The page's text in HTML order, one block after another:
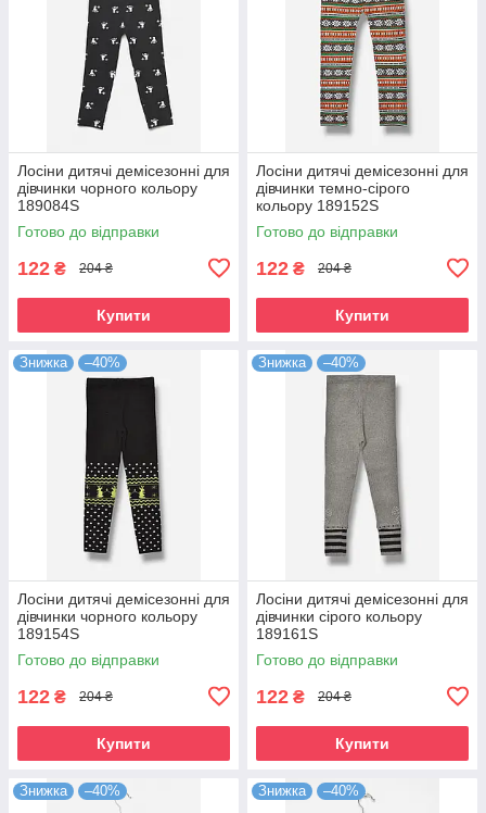
Лосіни дитячі демісезонні для
дівчинки чорного кольору
189084S
Готово до відправки
122 ₴ 204 ₴
Купити
Лосіни дитячі демісезонні для
дівчинки темно-сірого
кольору 189152S
Готово до відправки
122 ₴ 204 ₴
Купити
Знижка –40%
Лосіни дитячі демісезонні для
дівчинки чорного кольору
189154S
Готово до відправки
122 ₴ 204 ₴
Купити
Знижка –40%
Лосіни дитячі демісезонні для
дівчинки сірого кольору
189161S
Готово до відправки
122 ₴ 204 ₴
Купити
Знижка –40% Знижка –40%